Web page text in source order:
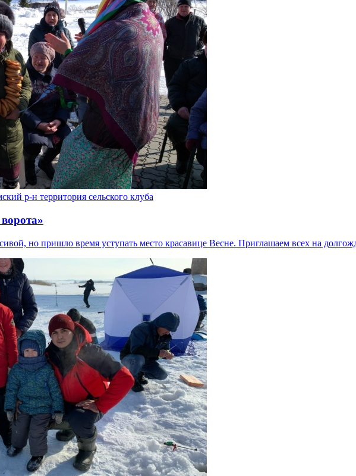
р-н территория сельского клуба
но пришло время уступать место красавице Весне. Приглашаем всех на